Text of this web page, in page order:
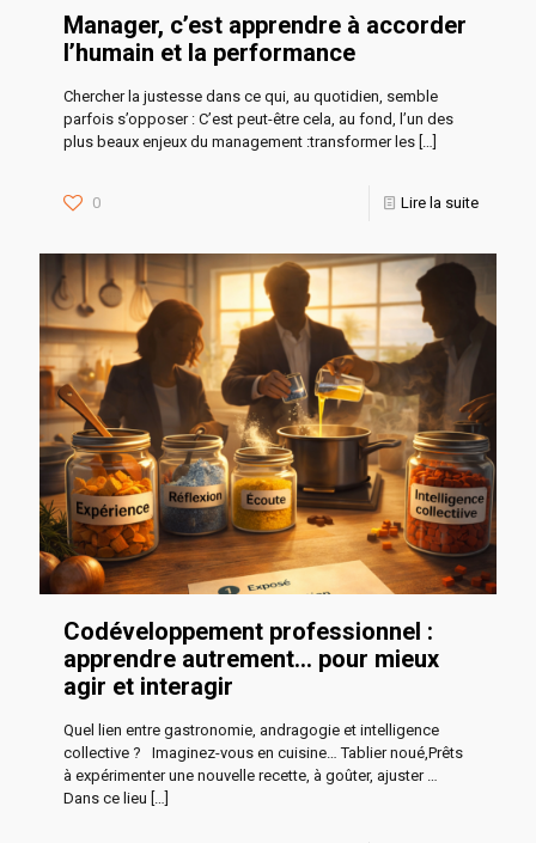
Manager, c’est apprendre à accorder
l’humain et la performance
Chercher la justesse dans ce qui, au quotidien, semble
parfois s’opposer : C’est peut-être cela, au fond, l’un des
plus beaux enjeux du management :transformer les […]
0 Lire la suite
Codéveloppement professionnel :
apprendre autrement… pour mieux
agir et interagir
Quel lien entre gastronomie, andragogie et intelligence
collective ? Imaginez-vous en cuisine… Tablier noué,Prêts
à expérimenter une nouvelle recette, à goûter, ajuster …
Dans ce lieu